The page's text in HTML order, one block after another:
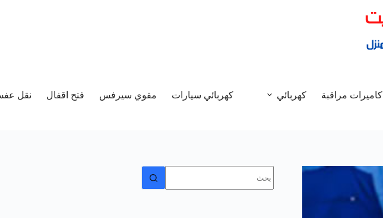
كاميرات مراقبة كهربائي كهربائي سيارات مقوي سيرفس فتح اقفال نقل